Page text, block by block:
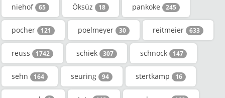
niehof 65 Öksüz 18 pankoke 245
pocher 121 poelmeyer 30 reitmeier 633
reuss 1742 schiek 307 schnock 147
sehn 164 seuring 94 stertkamp 16